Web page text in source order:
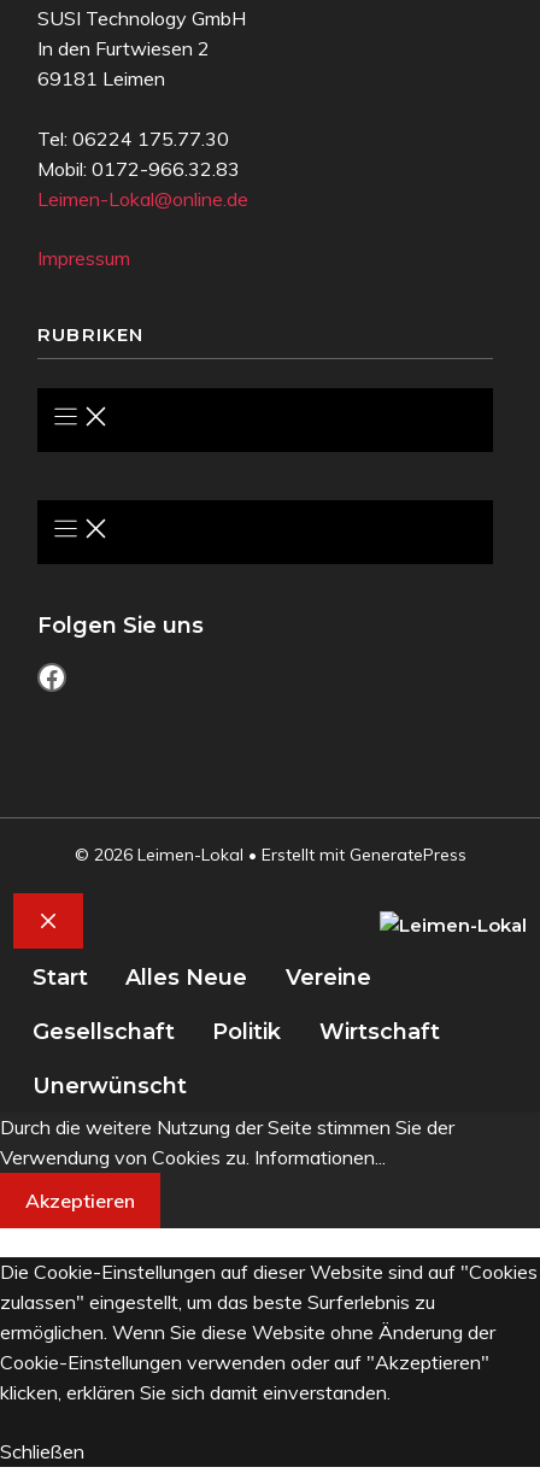
SUSI Technology GmbH
In den Furtwiesen 2
69181 Leimen
Tel: 06224 175.77.30
Mobil: 0172-966.32.83
Leimen-Lokal@online.de
Impressum
RUBRIKEN
Folgen Sie uns
Facebook
© 2026 Leimen-Lokal • Erstellt mit GeneratePress
Schließen
Start Alles Neue Vereine
Gesellschaft Politik Wirtschaft
Unerwünscht
Durch die weitere Nutzung der Seite stimmen Sie der
Verwendung von Cookies zu. Informationen...
Akzeptieren
Die Cookie-Einstellungen auf dieser Website sind auf "Cookies
zulassen" eingestellt, um das beste Surferlebnis zu
ermöglichen. Wenn Sie diese Website ohne Änderung der
Cookie-Einstellungen verwenden oder auf "Akzeptieren"
klicken, erklären Sie sich damit einverstanden.
Schließen